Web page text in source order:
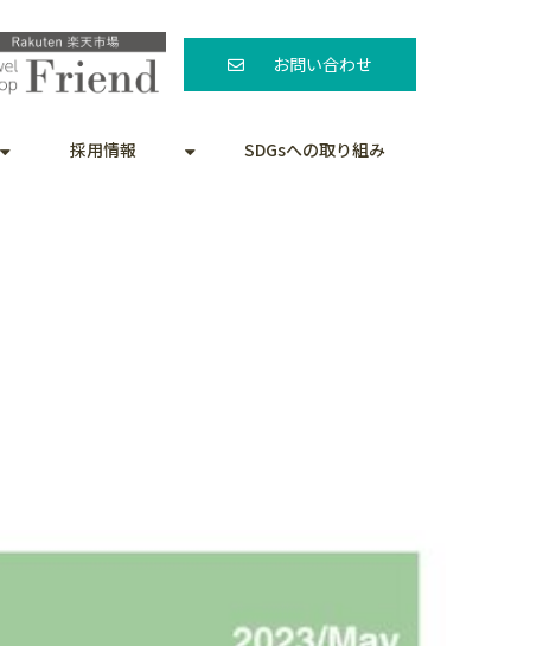
お問い合わせ
採用情報 SDGsへの取り組み